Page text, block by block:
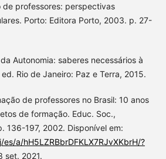
de professores: perspectivas
Porto: Editora Porto, 2003. p. 27-
Autonomia: saberes necessários à
Rio de Janeiro: Paz e Terra, 2015.
de professores no Brasil: 10 anos
de formação. Educ. Soc.,
136-197, 2002. Disponível em:
a/hH5LZRBbrDFKLX7RJvXKbrH/?
set. 2021.